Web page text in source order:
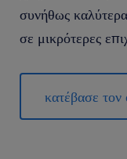
συνήθως
σε μικρότερες
κατέβασε τον